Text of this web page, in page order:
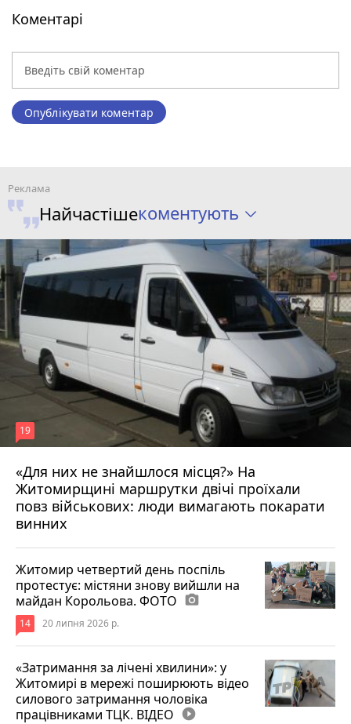
Коментарі
Опублікувати коментар
Найчастішекоментують
«Для них не знайшлося місця?» На
Житомирщині маршрутки двічі проїхали
повз військових: люди вимагають покарати
винних
19
17 липня 2026 р.
Житомир четвертий день поспіль
протестує: містяни знову вийшли на
майдан Корольова. ФОТО photo_camera
14 20 липня 2026 р.
«Затримання за лічені хвилини»: у
Житомирі в мережі поширюють відео
силового затримання чоловіка
працівниками ТЦК. ВІДЕО play_circle_filled